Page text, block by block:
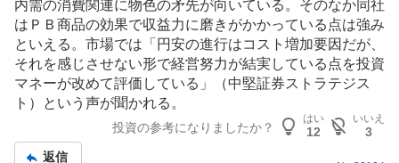
内需の消費関連に物色の矛先が向いている。そのなか同社
はＰＢ商品の効果で収益力に磨きがかかっている点は強み
といえる。市場では「円安の進行はコスト増加要因だが、
それを感じさせない形で経営努力が結実している点を投資
マネーが改めて評価している」（中堅証券ストラテジス
ト）という声が聞かれる。
投資の参考になりましたか？
はい
12
いいえ
3
返信